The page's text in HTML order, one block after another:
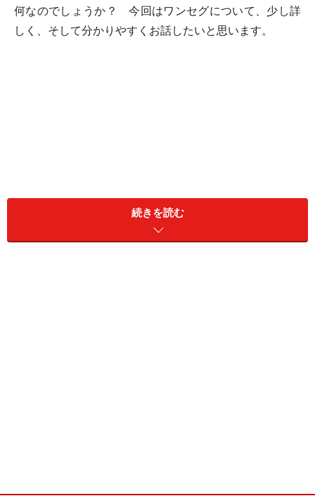
何なのでしょうか？ 今回はワンセグについて、少し詳
しく、そして分かりやすくお話したいと思います。
報が送れるので、それを13に分けて色々な使い方が出来
続きを読む